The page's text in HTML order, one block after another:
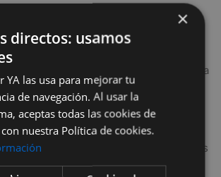
cuentas.
Cambiar las contraseñas
afectadas puede ayudar a evitar un
Comunica la estafa a la FTC y a
desde donde se originó la
avergonzado. Las estafas son
muy sofisticadas. Reconocer que has
paso para recuperarte.
×
directos: usamos
YA las usa para mejorar tu
de navegación. Al usar la
aceptas todas las cookies de
nuestra Política de cookies.